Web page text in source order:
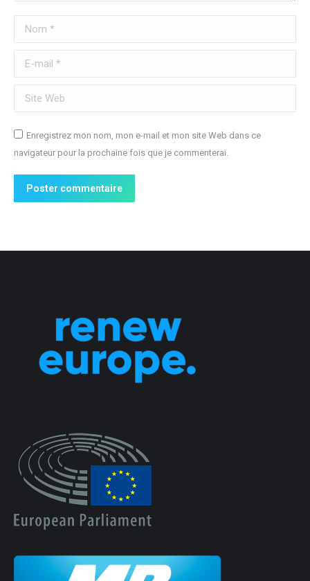
Nom *
E-mail *
Site Web
Enregistrez mon nom, mon e-mail et mon site Web dans ce
navigateur pour la prochaine fois que je commenterai.
Poster commentaire